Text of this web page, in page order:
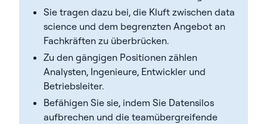
Sie tragen dazu bei, die Kluft zwischen data
science und dem begrenzten Angebot an
Fachkräften zu überbrücken.
Zu den gängigen Positionen zählen
Analysten, Ingenieure, Entwickler und
Betriebsleiter.
Befähigen Sie sie, indem Sie Datensilos
aufbrechen und die teamübergreifende